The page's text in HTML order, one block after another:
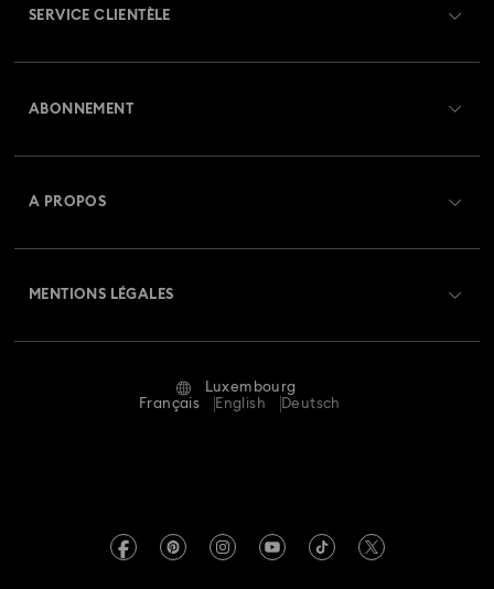
SERVICE CLIENTÈLE
Retours et échanges
Statut de réparation
Contactez-Nous
Réservez un rendez-vous
ABONNEMENT
A PROPOS
MENTIONS LÉGALES
Conditions Générales
Informations sur REACH
Luxembourg
Français
English Deutsch